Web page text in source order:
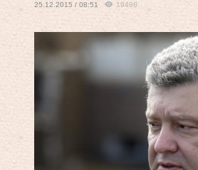
25.12.2015 / 08:51 19498